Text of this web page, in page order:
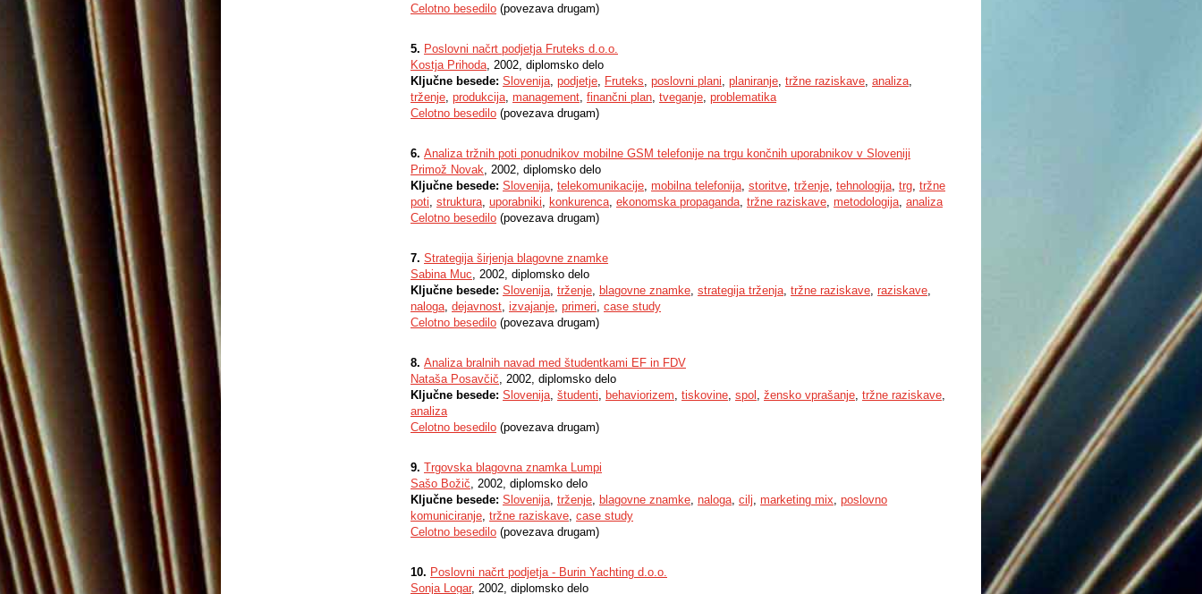
Celotno besedilo (povezava drugam)
5. Poslovni načrt podjetja Fruteks d.o.o.
Kostja Prihoda, 2002, diplomsko delo
Ključne besede: Slovenija, podjetje, Fruteks, poslovni plani, planiranje, tržne raziskave, analiza,
trženje, produkcija, management, finančni plan, tveganje, problematika
Celotno besedilo (povezava drugam)
6. Analiza tržnih poti ponudnikov mobilne GSM telefonije na trgu končnih uporabnikov v Sloveniji
Primož Novak, 2002, diplomsko delo
Ključne besede: Slovenija, telekomunikacije, mobilna telefonija, storitve, trženje, tehnologija, trg, tržne
poti, struktura, uporabniki, konkurenca, ekonomska propaganda, tržne raziskave, metodologija, analiza
Celotno besedilo (povezava drugam)
7. Strategija širjenja blagovne znamke
Sabina Muc, 2002, diplomsko delo
Ključne besede: Slovenija, trženje, blagovne znamke, strategija trženja, tržne raziskave, raziskave,
naloga, dejavnost, izvajanje, primeri, case study
Celotno besedilo (povezava drugam)
8. Analiza bralnih navad med študentkami EF in FDV
Nataša Posavčič, 2002, diplomsko delo
Ključne besede: Slovenija, študenti, behaviorizem, tiskovine, spol , žensko vprašanje, tržne raziskave,
analiza
Celotno besedilo (povezava drugam)
9. Trgovska blagovna znamka Lumpi
Sašo Božič, 2002, diplomsko delo
Ključne besede: Slovenija, trženje, blagovne znamke, naloga, cilj, marketing mix, poslovno
komuniciranje, tržne raziskave, case study
Celotno besedilo (povezava drugam)
10. Poslovni načrt podjetja - Burin Yachting d.o.o.
Sonja Logar, 2002, diplomsko delo